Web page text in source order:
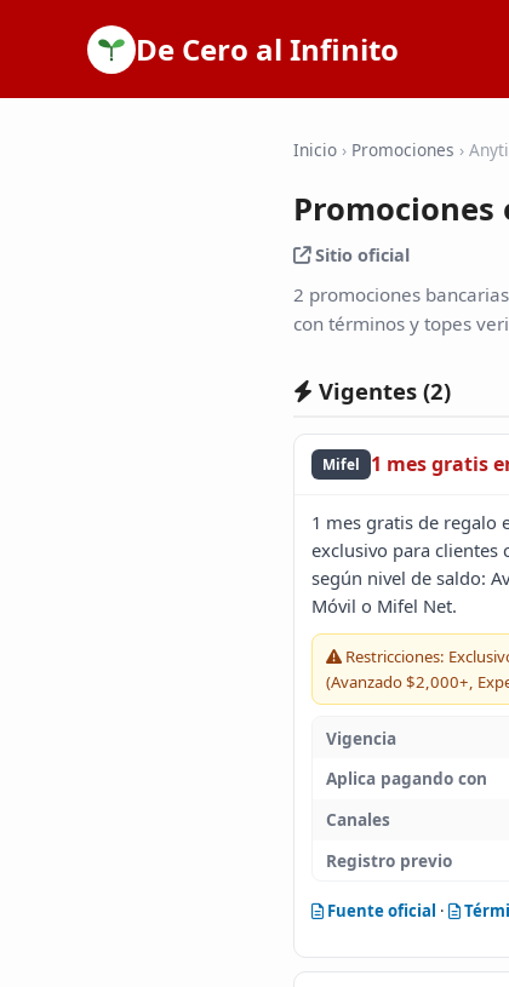
De Cero al Infinito
Inicio › Promociones ›
Sitio oficial
2 promociones
con términos y topes
Vigentes (2)
Mifel 1 mes gratis
1 mes gratis de regalo
exclusivo para clientes
según nivel de saldo:
Móvil o Mifel Net.
Restricciones:
(Avanzado $2,000+,
Vigencia
Aplica pagando con
Canales
Registro previo
Fuente oficial ·